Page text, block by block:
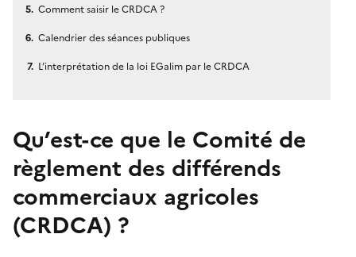
Comment saisir le CRDCA ?
Calendrier des séances publiques
L’interprétation de la loi EGalim par le CRDCA
Qu’est-ce que le Comité de
règlement des différends
commerciaux agricoles
(CRDCA) ?